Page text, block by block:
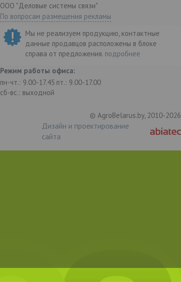
ООО "Деловые системы связи"
По вопросам размещения рекламы
Мы не реализуем продукцию, контактные
данные продавцов расположены в блоке
справа от предложения. подробнее
Режим работы офиса:
пн-чт.: 9.00-17.45 пт.: 9.00-17.00
сб-вс.: выходной
© AgroBelarus.by, 2010-2026
Дизайн и проектирование
сайта